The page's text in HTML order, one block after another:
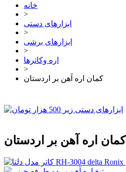
خانه
>
ابزارهای دستی
>
ابزارهای برشی
>
اره وکاترها
>
کمان اره آهن بر اردستان
کمان اره آهن بر اردستان